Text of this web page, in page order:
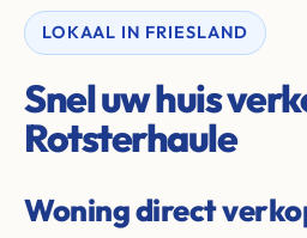
LOKAAL IN FRIESLAND
Snel uw huis
Rotsterhaule
Woning direct